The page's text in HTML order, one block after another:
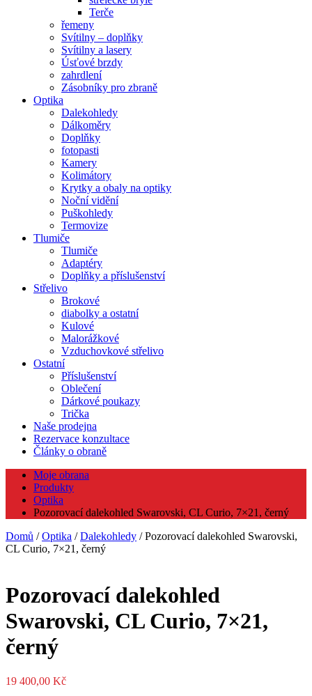
Terče
řemeny
Svítilny – doplňky
Svítilny a lasery
Úsťové brzdy
zahrdlení
Zásobníky pro zbraně
Optika
Dalekohledy
Dálkoměry
Doplňky
fotopasti
Kamery
Kolimátory
Krytky a obaly na optiky
Noční vidění
Puškohledy
Termovize
Tlumiče
Tlumiče
Adaptéry
Doplňky a příslušenství
Střelivo
Brokové
diabolky a ostatní
Kulové
Malorážkové
Vzduchovkové střelivo
Ostatní
Příslušenství
Oblečení
Dárkové poukazy
Trička
Naše prodejna
Rezervace konzultace
Články o obraně
Moje obrana
Produkty
Optika
Pozorovací dalekohled Swarovski, CL Curio, 7×21, černý
Domů /Optika /Dalekohledy / Pozorovací dalekohled Swarovski,
CL Curio, 7×21, černý
Pozorovací dalekohled
Swarovski, CL Curio, 7×21,
černý
19 400,00 Kč